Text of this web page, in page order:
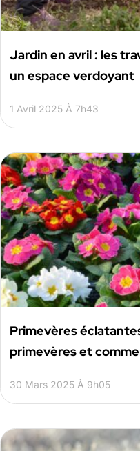
Jardin en avril : les
un espace verdoyant
1 Avril 2025 À 7h43
Primevères
primevères et
30 Mars 2025 À 9h05